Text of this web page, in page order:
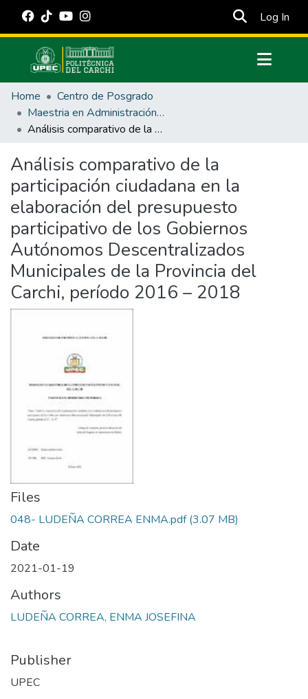
Log In
Communities & Collections
All of DSpace
Statistics
Estadísticas Externas
Manuales
Home
Centro de Posgrado
Maestria en Administración Pública
Análisis comparativo de la participación ciudadana en la elaboración del presupuesto participativo de los Gobiernos Autónomos Descentralizados Municipales de la Provincia del Carchi, período 2016 – 2018
Análisis comparativo de la
participación ciudadana en la
elaboración del presupuesto
participativo de los Gobiernos
Autónomos Descentralizados
Municipales de la Provincia del
Carchi, período 2016 – 2018
Files
048- LUDEÑA CORREA ENMA.pdf(3.07 MB)
Date
2021-01-19
Authors
LUDEÑA CORREA, ENMA JOSEFINA
Publisher
UPEC